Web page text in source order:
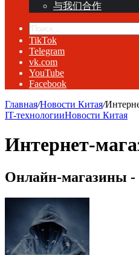
与我们合作
TikTok
Telegram
vk.com
YouTube
Facebook
Главная/Новости Китая/
IT-технологииНовости Китая
Интернет-
Онлайн-магазины -